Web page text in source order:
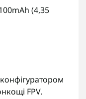
(4,35
FPV.